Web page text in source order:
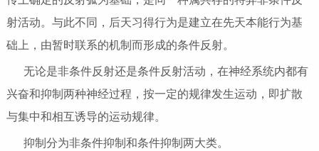
射活动。与此不同，后天习得行为是建立在先天本能行为基
础上，由暂时联系的机制而形成的条件反射。
无论是非条件反射还是条件反射活动，在神经系统内都有
兴奋和抑制两种神经过程，按一定的规律发生运动，即扩散
与集中和相互诱导的运动规律。
抑制分为非条件抑制和条件抑制两大类。